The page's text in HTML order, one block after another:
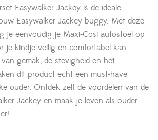
Easywalker Jackey is de ideale
Easywalker Jackey buggy. Met deze
je eenvoudig je Maxi-Cosi autostoel op
je kindje veilig en comfortabel kan
gemak, de stevigheid en het
dit product echt een must-have
ouder. Ontdek zelf de voordelen van de
Jackey en maak je leven als ouder